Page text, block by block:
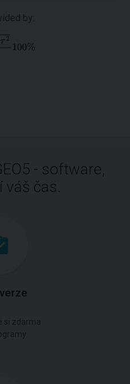
by:
- software,
váš čas.
si zdarma